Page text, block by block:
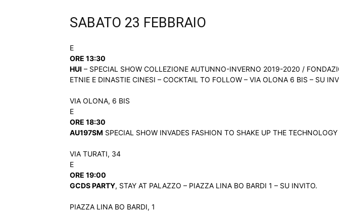
SABATO 23 FEBBRAIO
E
ORE 13:30
HUI – SPECIAL SHOW COLLEZIONE AUTUNNO-INVERNO 2019-2020 /
ETNIE E DINASTIE CINESI – COCKTAIL TO FOLLOW – VIA OLONA 6 BIS – SU
VIA OLONA, 6 BIS
E
ORE 18:30
AU197SM SPECIAL SHOW INVADES FASHION TO SHAKE UP THE
VIA TURATI, 34
E
ORE 19:00
GCDS PARTY, STAY AT PALAZZO – PIAZZA LINA BO BARDI 1 – SU INVITO.
PIAZZA LINA BO BARDI, 1